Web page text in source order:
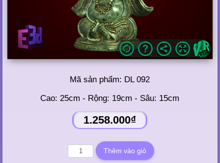
Mã sản phẩm: DL 092
Cao: 25cm - Rộng: 19cm - Sâu: 15cm
1.258.000₫